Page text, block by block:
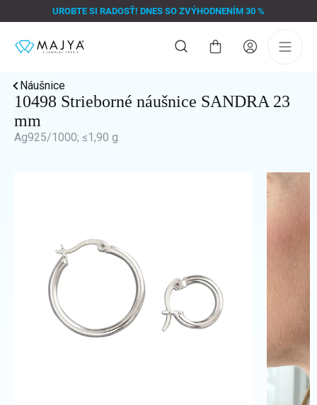
na
UROBTE SI RADOSŤ! DNES SO ZVÝHODNENÍM 30 %
Nákupný
Náušnice
10498 Strieborné náušnice SANDRA 23
mm
Ag925/1000; ≤1,90 g